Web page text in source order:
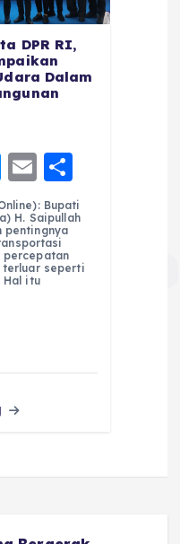
DPR RI,
Dalam
M
e
ss
e
n
E
m
ai
l
h
a
re
Bupati
H. Saipullah
pentingnya
percepatan
terluar seperti
Hal itu